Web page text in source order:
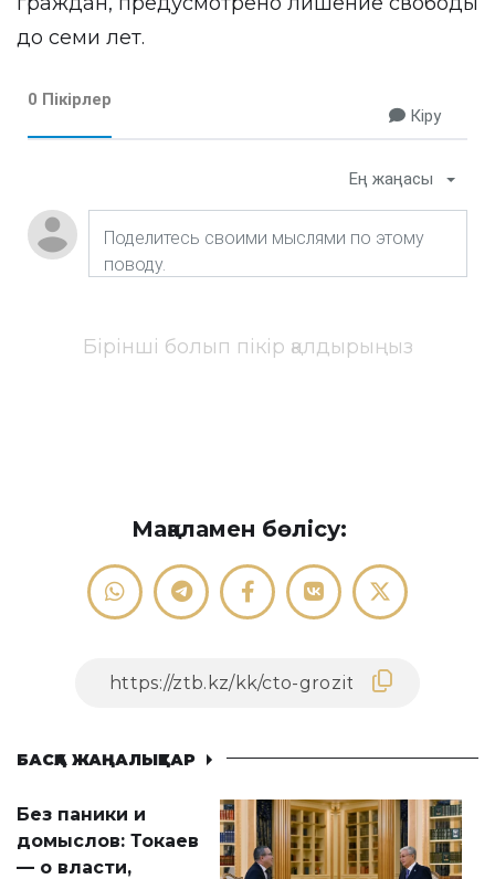
до семи лет.
0 Пікірлер
Кіру
Ең жаңасы
Бірінші болып пікір қалдырыңыз
Мақаламен бөлісу:
БАСҚА ЖАҢАЛЫҚТАР
Без паники и
домыслов: Токаев
— о власти,